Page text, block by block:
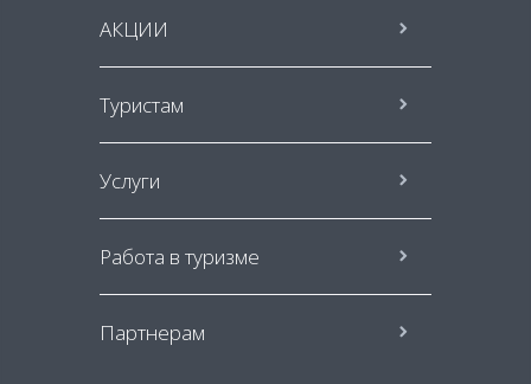
АКЦИИ
Туристам
Услуги
Работа в туризме
Партнерам